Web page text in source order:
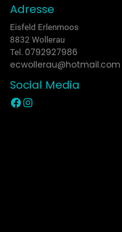
Adresse
Eisfeld Erlenmoos
8832 Wollerau
Tel. 0792927986
ecwollerau@hotmail.com
Social Media
Zur Facebook SeiteZur Instagram Seite